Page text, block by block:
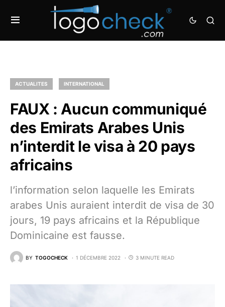
ACTUALITES INTERNATIONAL
FAUX : Aucun communiqué
des Emirats Arabes Unis
n’interdit le visa à 20 pays
africains
l’information selon laquelle les Emirats
arabes Unis auraient interdit de visa de 30
jours, 19 pays africains et la République
Dominicaine est fausse.
BY TOGOCHECK 1 DÉCEMBRE 2022 3 MINUTE READ